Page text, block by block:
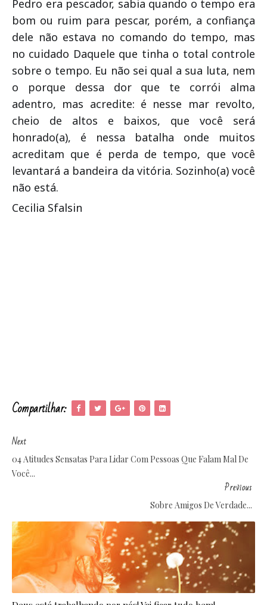
Pedro era pescador, sabia quando o tempo era
bom ou ruim para pescar, porém, a confiança
dele não estava no comando do tempo, mas
no cuidado Daquele que tinha o total controle
sobre o tempo. Eu não sei qual a sua luta, nem
o porque dessa dor que te corrói alma
adentro, mas acredite: é nesse mar revolto,
cheio de altos e baixos, que você será
honrado(a), é nessa batalha onde muitos
acreditam que é perda de tempo, que você
levantará a bandeira da vitória. Sozinho(a) você
não está.
Cecilia Sfalsin
Compartilhar:
Next
04 Atitudes Sensatas Para Lidar Com Pessoas Que Falam Mal De
Você...
Previous
Sobre Amigos De Verdade...